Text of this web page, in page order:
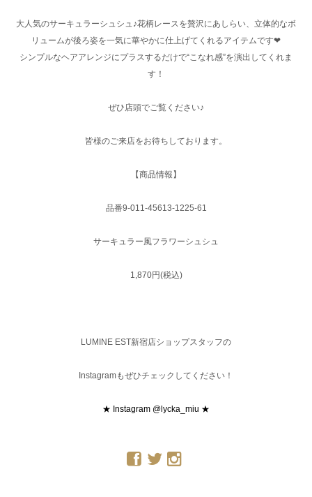
大人気のサーキュラーシュシュ♪花柄レースを贅沢にあしらい、立体的なボ
リュームが後ろ姿を一気に華やかに仕上げてくれるアイテムです❤︎
シンプルなヘアアレンジにプラスするだけで“こなれ感”を演出してくれま
す！
ぜひ店頭でご覧ください♪
皆様のご来店をお待ちしております。
【商品情報】
品番9-011-45613-1225-61
サーキュラー風フラワーシュシュ
1,870円(税込)
LUMINE EST新宿店ショップスタッフの
Instagramもぜひチェックしてください！
★ Instagram @lycka_miu ★